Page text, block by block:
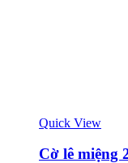
Quick View
Cờ lê miệng